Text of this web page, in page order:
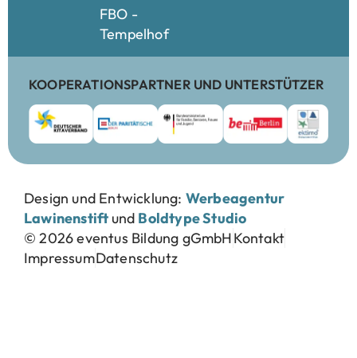
FBO -
Tempelhof
KOOPERATIONSPARTNER UND UNTERSTÜTZER
Design und Entwicklung: Werbeagentur
Lawinenstift und Boldtype Studio
© 2026 eventus Bildung gGmbHKontakt
ImpressumDatenschutz